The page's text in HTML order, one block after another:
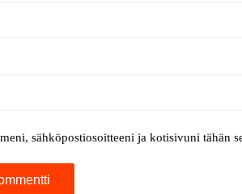
sähköpostiosoitteeni ja kotisivuni tähän